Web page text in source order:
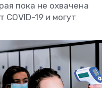
пока не охвачена
19 и могут